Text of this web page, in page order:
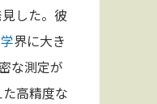
した。彼
界に大き
な測定が
高精度な